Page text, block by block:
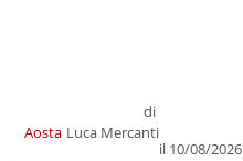
Aosta
di
Luca Mercanti
il 10/08/2026